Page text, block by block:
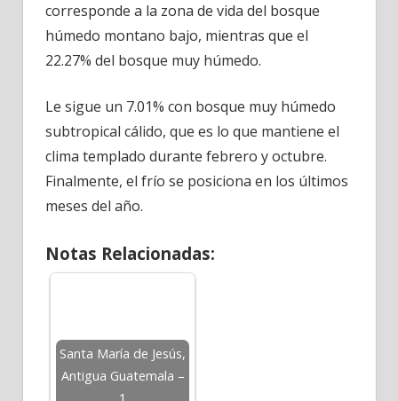
corresponde a la zona de vida del bosque
húmedo montano bajo, mientras que el
22.27% del bosque muy húmedo.
Le sigue un 7.01% con bosque muy húmedo
subtropical cálido, que es lo que mantiene el
clima templado durante febrero y octubre.
Finalmente, el frío se posiciona en los últimos
meses del año.
Notas Relacionadas:
Santa María de Jesús,
Antigua Guatemala –